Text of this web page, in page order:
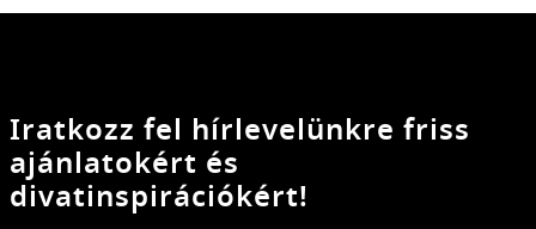
Iratkozz fel hírlevelünkre friss
ajánlatokért és
divatinspirációkért!